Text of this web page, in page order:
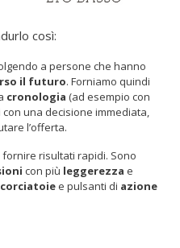
così:
a persone che hanno
il futuro. Forniamo quindi
cronologia (ad esempio con
con una decisione immediata,
l’offerta.
risultati rapidi. Sono
con più leggerezza e
e pulsanti di azione